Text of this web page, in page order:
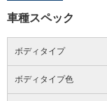
車種スペック
ボディタイプ
ボディタイプ色